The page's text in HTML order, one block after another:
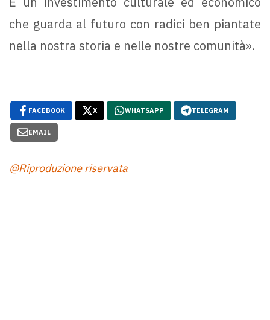
che guarda al futuro con radici ben piantate
nella nostra storia e nelle nostre comunità».
FACEBOOK X WHATSAPP TELEGRAM
EMAIL
@Riproduzione riservata